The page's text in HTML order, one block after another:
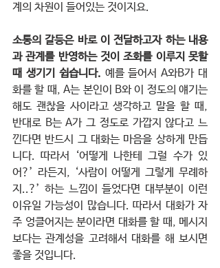
계의 차원이 들어있는 것이지요.
소통의 갈등은 바로 이 전달하고자 하는 내용
과 관계를 반영하는 것이 조화를 이루지 못할
때 생기기 쉽습니다. 예를 들어서 A와B가 대
화를 할 때, A는 본인이 B와 이 정도의 얘기는
해도 괜찮을 사이라고 생각하고 말을 할 때,
반대로 B는 A가 그 정도로 가깝지 않다고 느
낀다면 반드시 그 대화는 마음을 상하게 만듭
니다. 따라서 ‘어떻게 나한테 그럴 수가 있
어?’ 라든지, ‘사람이 어떻게 그렇게 무례하
지..?’ 하는 느낌이 들었다면 대부분이 이런
이유일 가능성이 많습니다. 따라서 대화가 자
주 엉클어지는 분이라면 대화를 할 때, 메시지
보다는 관계성을 고려해서 대화를 해 보시면
좋을 것입니다.